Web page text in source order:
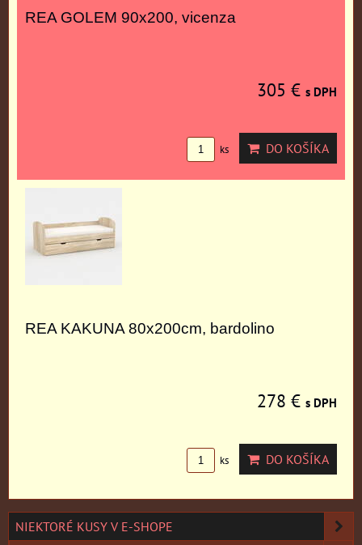
REA GOLEM 90x200, vicenza
305 € s DPH
ks DO KOŠÍKA
REA KAKUNA 80x200cm, bardolino
278 € s DPH
ks DO KOŠÍKA
NIEKTORÉ KUSY V E-SHOPE